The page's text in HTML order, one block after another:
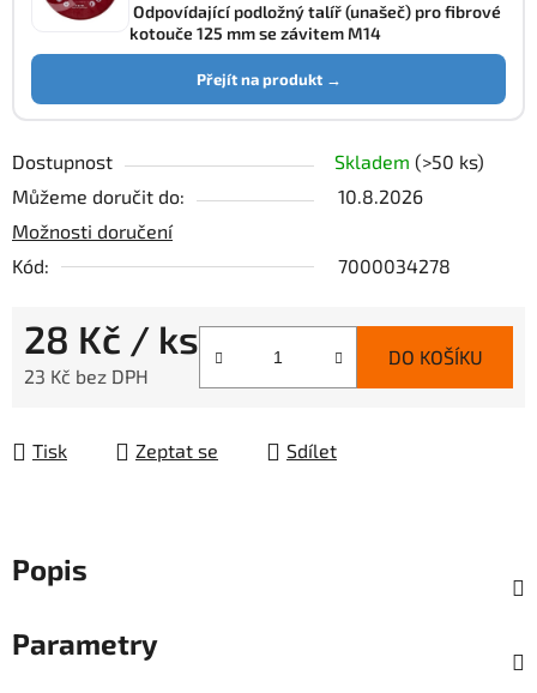
Odpovídající podložný talíř (unašeč) pro fibrové
kotouče 125 mm se závitem M14
Přejít na produkt →
Dostupnost Skladem (>50 ks)
Můžeme doručit do:
10.8.2026
Možnosti doručení
Kód:
7000034278
28 Kč / ks
23 Kč bez DPH
DO KOŠÍKU
Tisk Zeptat se Sdílet
Popis
Parametry